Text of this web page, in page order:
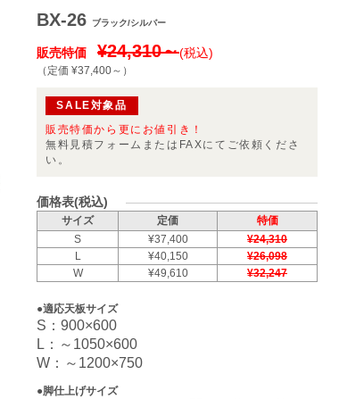
BX-26 ブラック/シルバー
販売特価 ¥24,310～(税込)
（定価 ¥37,400～ ）
SALE対象品
販売特価から更にお値引き！
無料見積フォームまたはFAXにてご依頼くださ
い。
価格表(税込)
サイズ 定価
特価
S
¥37,400
¥24,310
L
¥40,150
¥26,098
W
¥49,610 ¥32,247
●適応天板サイズ
S：900×600
L：～1050×600
W：～1200×750
●脚仕上げサイズ